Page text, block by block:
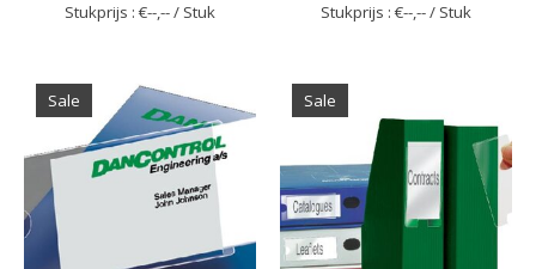
Stukprijs : €--,-- / Stuk Stukprijs : €--,-- / Stuk
Sale Sale